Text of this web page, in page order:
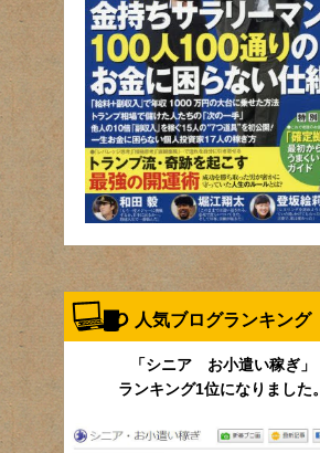
人気ブログランキング
「シニア お小遣い稼ぎ」
ランキング1位になりました。